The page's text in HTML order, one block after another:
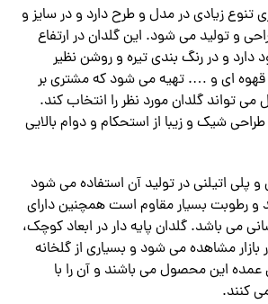
تنوع زیادی در مدل و طرح دارد و در سایز و
و تولید می شود. این گلدان در ارتفاع
دارد و در رنگ بندی تیره و روشن نظیر
ای و …. تهیه می شود که مشتری بر
تواند گلدان مورد نظر را انتخاب کند.
شیک و زیبا از استحکام و دوام بالایی
و پلی اتیلنی در تولید آن استفاده می شود
و رطوبت بسیار مقاوم است همچنین دارای
می باشد. گلدان پایه دار در ابعاد کوچک،
مشاهده می شود و بسیاری از گلخانه
عمده این محصول می باشند و آن را با
کنند.